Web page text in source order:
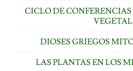
CICLO DE
VEGETAL
DIOSES GRIEGOS
LAS PLANTAS EN LOS